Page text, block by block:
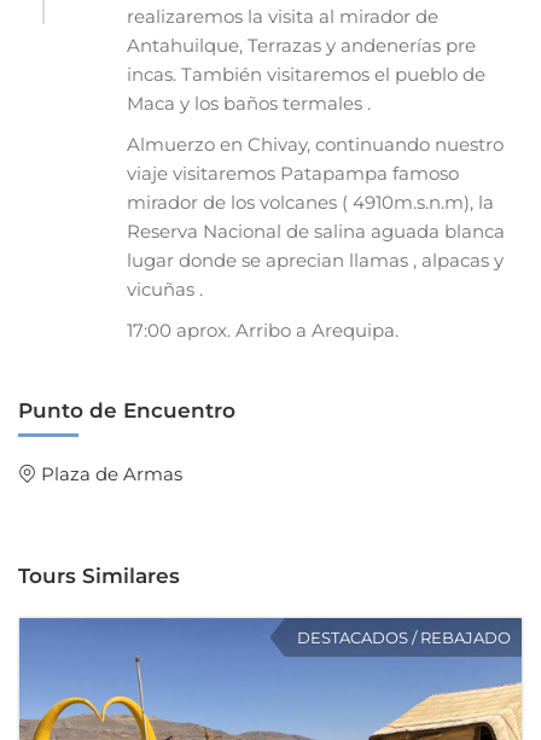
realizaremos la visita al mirador de
Antahuilque, Terrazas y andenerías pre
incas. También visitaremos el pueblo de
Maca y los baños termales .
Almuerzo en Chivay, continuando nuestro
viaje visitaremos Patapampa famoso
mirador de los volcanes ( 4910m.s.n.m), la
Reserva Nacional de salina aguada blanca
lugar donde se aprecian llamas , alpacas y
vicuñas .
17:00 aprox. Arribo a Arequipa.
Punto de Encuentro
Plaza de Armas
Tours Similares
DESTACADOS / REBAJADO